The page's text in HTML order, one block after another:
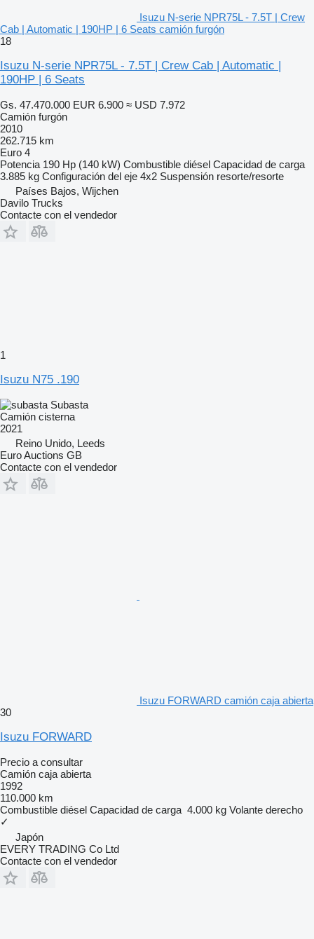
Isuzu N-serie NPR75L - 7.5T | Crew
Cab | Automatic | 190HP | 6 Seats camión furgón
18
Isuzu N-serie NPR75L - 7.5T | Crew Cab | Automatic |
190HP | 6 Seats
Gs. 47.470.000 EUR 6.900 ≈ USD 7.972
Camión furgón
2010
262.715 km
Euro 4
Potencia 190 Hp (140 kW) Combustible diésel Capacidad de carga
3.885 kg Configuración del eje 4x2 Suspensión resorte/resorte
Países Bajos, Wijchen
Davilo Trucks
Contacte con el vendedor
1
Isuzu N75 .190
Subasta
Camión cisterna
2021
Reino Unido, Leeds
Euro Auctions GB
Contacte con el vendedor
Isuzu FORWARD camión caja abierta
30
Isuzu FORWARD
Precio a consultar
Camión caja abierta
1992
110.000 km
Combustible diésel Capacidad de carga 4.000 kg Volante derecho
✓
Japón
EVERY TRADING Co Ltd
Contacte con el vendedor